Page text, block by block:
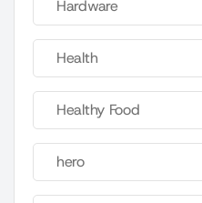
Hardware
Health
Healthy Food
hero